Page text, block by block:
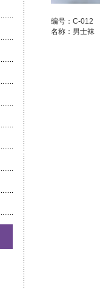
编号：C-012
名称：男士袜